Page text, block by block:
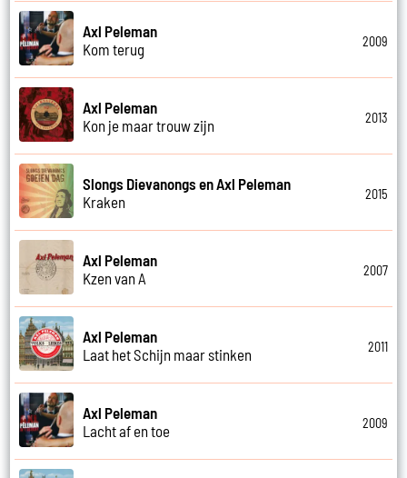
Axl Peleman
Kom terug
2009
Axl Peleman
Kon je maar trouw zijn
2013
Slongs Dievanongs en Axl Peleman
Kraken
2015
Axl Peleman
Kzen van A
2007
Axl Peleman
Laat het Schijn maar stinken
2011
Axl Peleman
Lacht af en toe
2009